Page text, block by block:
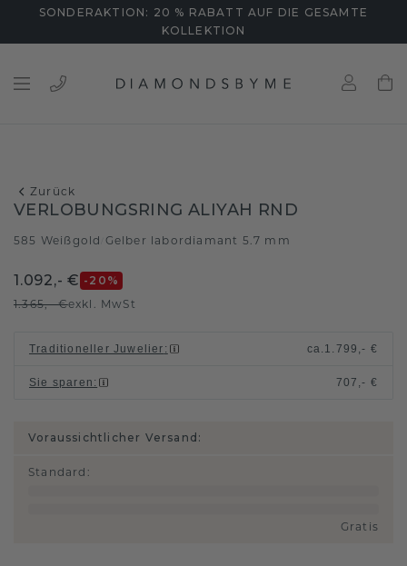
SONDERAKTION: 20 % RABATT AUF DIE GESAMTE
KOLLEKTION
Zurück
VERLOBUNGSRING ALIYAH RND
585 Weißgold Gelber labordiamant 5.7 mm
1.092,- € -20 %
1.365,- €exkl. MwSt
Traditioneller Juwelier : ca. 1.799,- €
Sie sparen : 707,- €
Voraussichtlicher Versand:
Standard :
Gratis